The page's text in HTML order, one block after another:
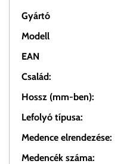
Gyártó
Modell
EAN
Család:
Hossz (mm-ben):
Lefolyó típusa:
Medence elrendezése:
Medencék száma: